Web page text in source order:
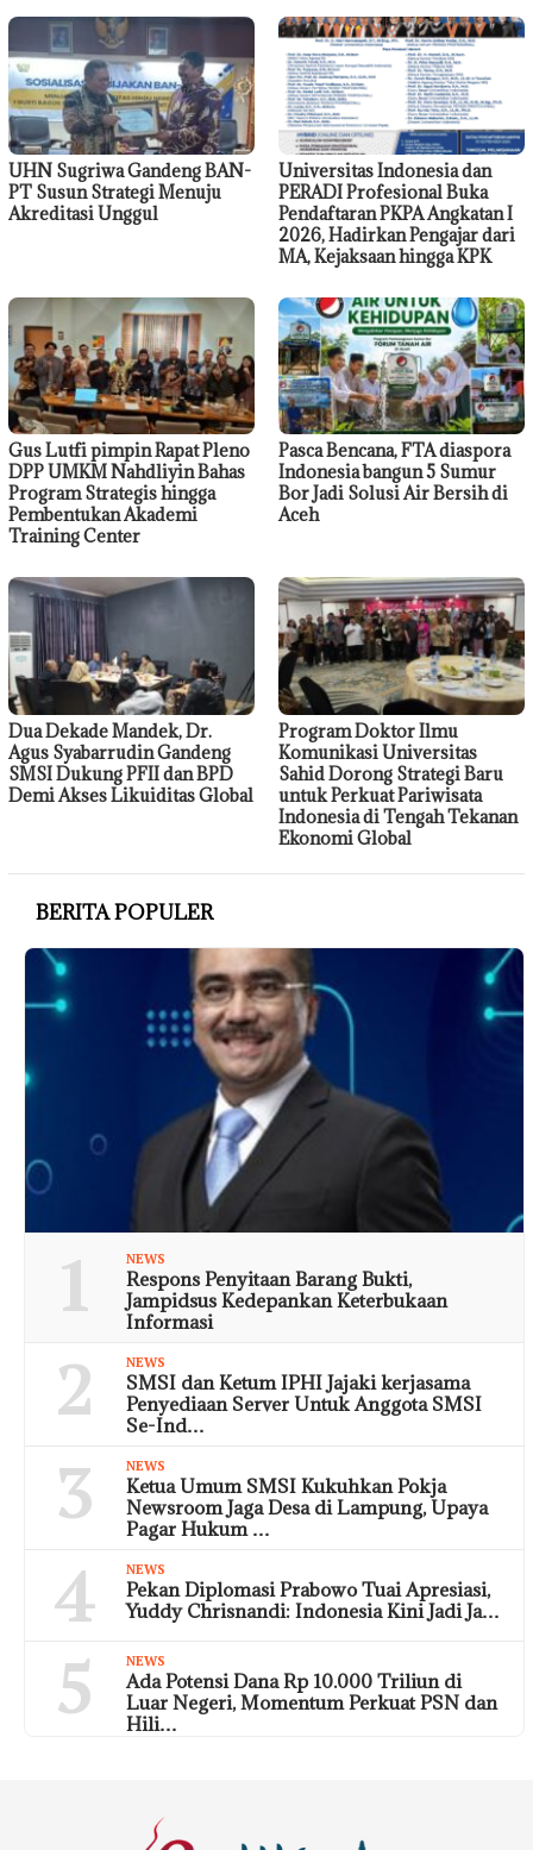
UHN Sugriwa Gandeng BAN-
PT Susun Strategi Menuju
Akreditasi Unggul
Universitas Indonesia dan
PERADI Profesional Buka
Pendaftaran PKPA Angkatan I
2026, Hadirkan Pengajar dari
MA, Kejaksaan hingga KPK
Gus Lutfi pimpin Rapat Pleno
DPP UMKM Nahdliyin Bahas
Program Strategis hingga
Pembentukan Akademi
Training Center
Pasca Bencana, FTA diaspora
Indonesia bangun 5 Sumur
Bor Jadi Solusi Air Bersih di
Aceh
Dua Dekade Mandek, Dr.
Agus Syabarrudin Gandeng
SMSI Dukung PFII dan BPD
Demi Akses Likuiditas Global
Program Doktor Ilmu
Komunikasi Universitas
Sahid Dorong Strategi Baru
untuk Perkuat Pariwisata
Indonesia di Tengah Tekanan
Ekonomi Global
BERITA POPULER
1 NEWS
Respons Penyitaan Barang Bukti,
Jampidsus Kedepankan Keterbukaan
Informasi
2 NEWS
SMSI dan Ketum IPHI Jajaki kerjasama
Penyediaan Server Untuk Anggota SMSI
Se-Ind…
3 NEWS
Ketua Umum SMSI Kukuhkan Pokja
Newsroom Jaga Desa di Lampung, Upaya
Pagar Hukum …
4 NEWS
Pekan Diplomasi Prabowo Tuai Apresiasi,
Yuddy Chrisnandi: Indonesia Kini Jadi Ja…
5 NEWS
Ada Potensi Dana Rp 10.000 Triliun di
Luar Negeri, Momentum Perkuat PSN dan
Hili…